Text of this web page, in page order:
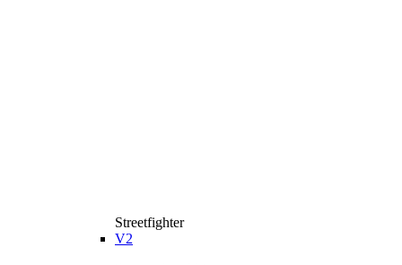
Streetfighter
V2